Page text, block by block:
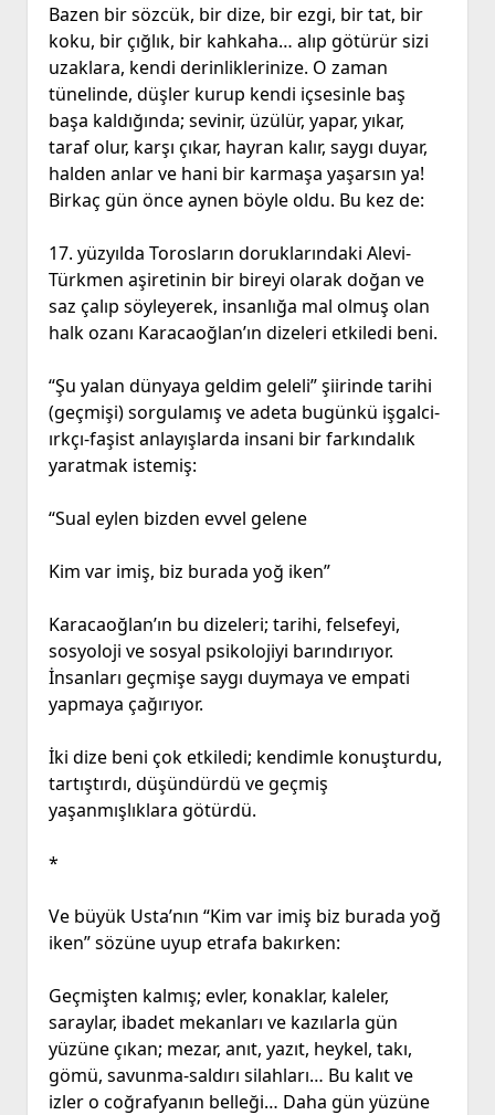
Bazen bir sözcük, bir dize, bir ezgi, bir tat, bir
koku, bir çığlık, bir kahkaha… alıp götürür sizi
uzaklara, kendi derinliklerinize. O zaman
tünelinde, düşler kurup kendi içsesinle baş
başa kaldığında; sevinir, üzülür, yapar, yıkar,
taraf olur, karşı çıkar, hayran kalır, saygı duyar,
halden anlar ve hani bir karmaşa yaşarsın ya!
Birkaç gün önce aynen böyle oldu. Bu kez de:
17. yüzyılda Torosların doruklarındaki Alevi-
Türkmen aşiretinin bir bireyi olarak doğan ve
saz çalıp söyleyerek, insanlığa mal olmuş olan
halk ozanı Karacaoğlan’ın dizeleri etkiledi beni.
“Şu yalan dünyaya geldim geleli” şiirinde tarihi
(geçmişi) sorgulamış ve adeta bugünkü işgalci-
ırkçı-faşist anlayışlarda insani bir farkındalık
yaratmak istemiş:
“Sual eylen bizden evvel gelene
Kim var imiş, biz burada yoğ iken”
Karacaoğlan’ın bu dizeleri; tarihi, felsefeyi,
sosyoloji ve sosyal psikolojiyi barındırıyor.
İnsanları geçmişe saygı duymaya ve empati
yapmaya çağırıyor.
İki dize beni çok etkiledi; kendimle konuşturdu,
tartıştırdı, düşündürdü ve geçmiş
yaşanmışlıklara götürdü.
*
Ve büyük Usta’nın “Kim var imiş biz burada yoğ
iken” sözüne uyup etrafa bakırken:
Geçmişten kalmış; evler, konaklar, kaleler,
saraylar, ibadet mekanları ve kazılarla gün
yüzüne çıkan; mezar, anıt, yazıt, heykel, takı,
gömü, savunma-saldırı silahları… Bu kalıt ve
izler o coğrafyanın belleği… Daha gün yüzüne